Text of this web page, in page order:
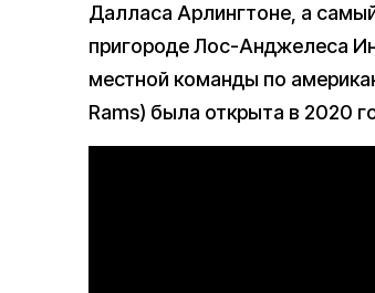
Далласа Арлингтоне, а
пригороде Лос-Анджелеса
местной команды по
Rams) была открыта в 2020